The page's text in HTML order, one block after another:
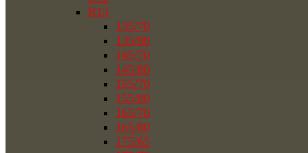
R13
135/70
135/80
145/70
145/80
155/70
155/80
165/70
165/80
175/65